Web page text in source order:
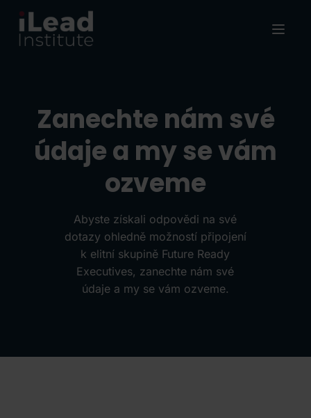
Zanechte nám své
údaje a my se vám
ozveme
Abyste získali odpovědi na své
dotazy ohledně možností připojení
k elitní skupině Future Ready
Executives, zanechte nám své
údaje a my se vám ozveme.